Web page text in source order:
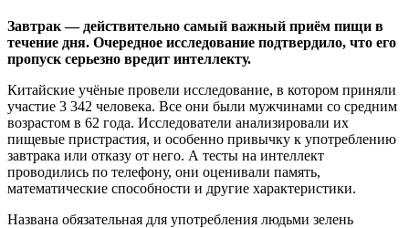
Завтрак — действительно самый важный приём пищи в
течение дня. Очередное исследование подтвердило, что его
пропуск серьезно вредит интеллекту.
Китайские учёные провели исследование, в котором приняли
участие 3 342 человека. Все они были мужчинами со средним
возрастом в 62 года. Исследователи анализировали их
пищевые пристрастия, и особенно привычку к употреблению
завтрака или отказу от него. А тесты на интеллект
проводились по телефону, они оценивали память,
математические способности и другие характеристики.
Названа обязательная для употребления людьми зелень